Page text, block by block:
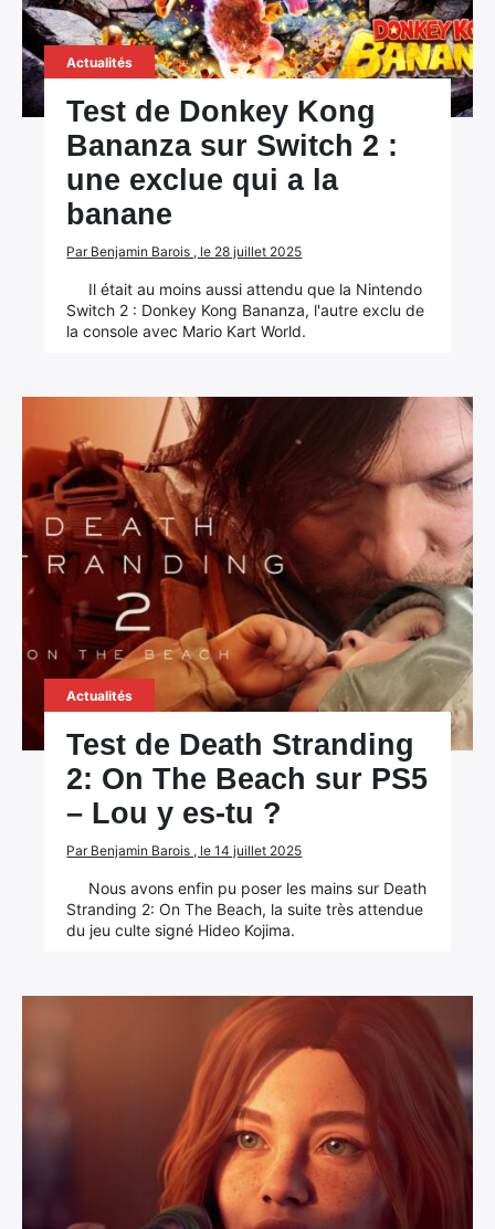
Actualités
Test de Donkey Kong
Bananza sur Switch 2 :
une exclue qui a la
banane
Par Benjamin Barois , le 28 juillet 2025
Il était au moins aussi attendu que la Nintendo
Switch 2 : Donkey Kong Bananza, l'autre exclu de
la console avec Mario Kart World.
Actualités
Test de Death Stranding
2: On The Beach sur PS5
– Lou y es-tu ?
Par Benjamin Barois , le 14 juillet 2025
Nous avons enfin pu poser les mains sur Death
Stranding 2: On The Beach, la suite très attendue
du jeu culte signé Hideo Kojima.